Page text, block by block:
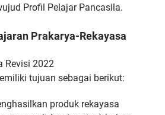
Profil Pelajar Pancasila.
Prakarya-Rekayasa
Revisi 2022
tujuan sebagai berikut:
produk rekayasa